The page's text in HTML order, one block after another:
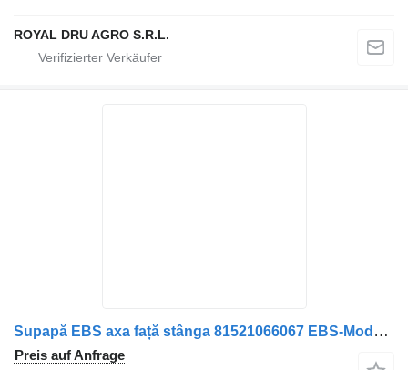
ROYAL DRU AGRO S.R.L.
Supapă EBS axa față stânga 81521066067 EBS-Modulator für MAN 81521066067 / 81521069067 LKW
Preis auf Anfrage